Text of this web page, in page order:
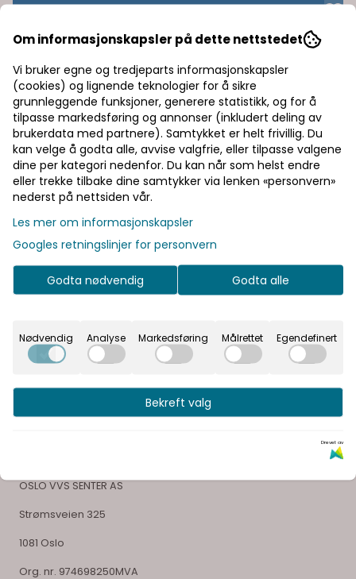
Legg i handlekurv
Rask levering av lagervarer
Halv pris på frakt
Informasjon
Produsent
Vår visjon er å gi våre kunder en unik opplevelse og
OSLO VVS SENTER AS
Strømsveien 325
1081 Oslo
Org. nr. 974698250MVA
Om informasjonskapsler på dette nettstedet
Vi bruker egne og tredjeparts informasjonskapsler
(cookies) og lignende teknologier for å sikre
grunnleggende funksjoner, generere statistikk, og for å
tilpasse markedsføring og annonser (inkludert deling av
brukerdata med partnere). Samtykket er helt frivillig. Du
kan velge å godta alle, avvise valgfrie, eller tilpasse valgene
dine per kategori nedenfor. Du kan når som helst endre
eller trekke tilbake dine samtykker via lenken «personvern»
nederst på nettsiden vår.
Les mer om informasjonskapsler
Googles retningslinjer for personvern
Godta nødvendig Godta alle
Nødvendig Analyse Markedsføring Målrettet Egendefinert
Bekreft valg
Drevet av